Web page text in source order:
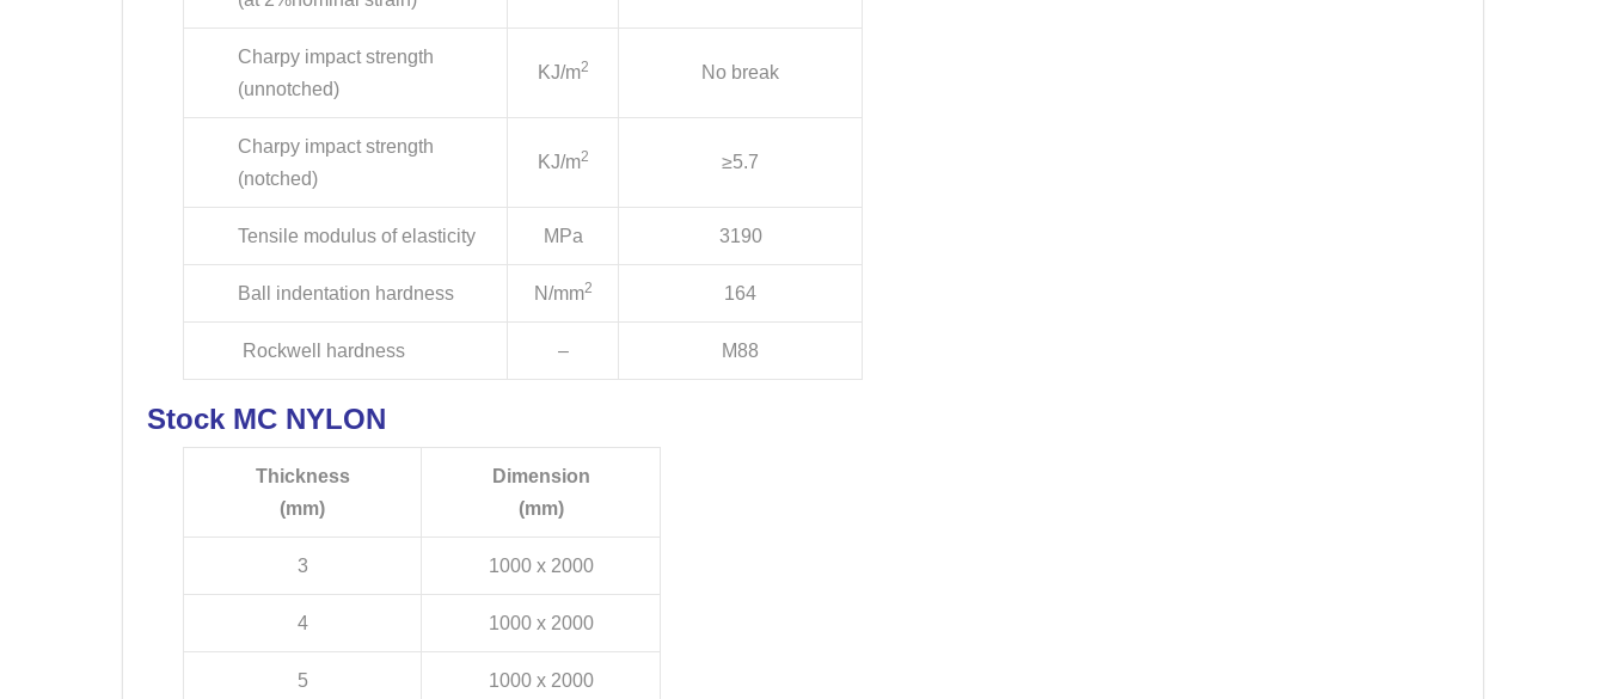
Charpy impact strength
(unnotched)
KJ/m2 No break
Charpy impact strength
(notched)
KJ/m2 ≥5.7
Tensile modulus of elasticity MPa 3190
Ball indentation hardness N/mm2 164
Rockwell hardness – M88
Stock MC NYLON
Thickness
(mm)
Dimension
(mm)
3 1000 x 2000
4 1000 x 2000
5 1000 x 2000